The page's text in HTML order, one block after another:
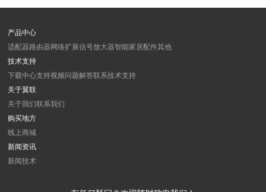
产品中心
适配器路由器网络扩展信号放大器智能家居配件其他
技术支持
下载中心支持视频问题解答联系技术支持
关于翼联
关于我们联系我们
购买地方
线上商城
新闻资讯
新闻技术